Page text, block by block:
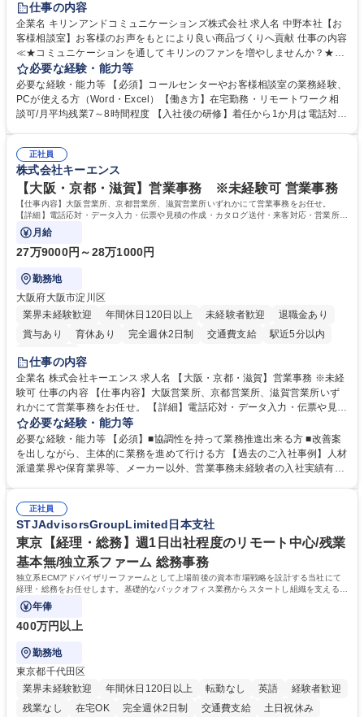
仕事の内容
企業名 キリンアンドコミュニケーションズ株式会社 求人名 中野本社【お
客様相談室】お客様のお声をもとにより良い商品づくりへ貢献 仕事の内容
≪★コミュニケーションを通してキリンのファンを増やしませんか？★≫
お客様のお声をより良い商品づくりに活かしていく上で、窓口となるお客
様相談室でのお仕事です。 日々お客様からいただくキリングループへのご
意見を、企業活動に活かしています。お客様からの声に迅速かつ誠意をも
って対応、情報提供するとともにグループ内活動に反映しています。 【具
平均100件前後■メール・手紙：同上40件前後 募集職種 中野本社【お客様
相談室】お客様のお声をもとにより良い商品づくりへ貢献
必要な経験・能力等
必要な経験・能力等 【必須】コールセンターやお客様相談室の業務経験、
PCが使える方（Word・Excel）【働き方】在宅勤務・リモートワーク相
談可/月平均残業7～8時間程度 【入社後の研修】着任から1か月は電話対応
すのでご安心ください。 【当社について】キリングループの広報機能を担
う会社として、お客様との出会いを大切にし、磨き上げたホスピタリティ
を込めてコミュニケーションをとりながら広報関連業務を行っておりま
す。 学歴・資格 学歴：大学院 大学 高専 短大 専修学校 高校 語学力： 資
格：
正社員
株式会社キーエンス
【大阪・京都・滋賀】営業事務 ※未経験可 営業事務
【仕事内容】大阪営業所、京都営業所、滋賀営業所いずれかにて営業事務をお任せ。
【詳細】電話応対・データ入力・伝票や見積の作成・カタログ送付・来客対応・営業所内
で発生する事務業務や業務改善をお任せ。
月給
27万9000円～28万1000円
勤務地
大阪府大阪市淀川区
業界未経験歓迎
年間休日120日以上 未経験者歓迎
退職金あり
賞与あり
育休あり 完全週休2日制 交通費支給
駅近5分以内
土日祝休み
仕事の内容
企業名 株式会社キーエンス 求人名 【大阪・京都・滋賀】営業事務 ※未経
験可 仕事の内容 【仕事内容】大阪営業所、京都営業所、滋賀営業所いず
れかにて営業事務をお任せ。 【詳細】電話応対・データ入力・伝票や見積
の作成・カタログ送付・来客対応・営業所内で発生する事務業務や業務改
善をお任せ。 【教育制度】ご入社後、育成担当とペアになりながらOJTに
て業務を覚えていただくことが可能です。業務システムがきちんと構築さ
れているため、スムーズに仕事に慣れることができる環境です。また、
募集職種 【大阪・京都・滋賀】営業事務 ※未経験可
必要な経験・能力等
必要な経験・能力等 【必須】■協調性を持って業務推進出来る方 ■改善案
を出しながら、主体的に業務を進めて行ける方 【過去のご入社事例】人材
派遣業界や保育業界等、メーカー以外、営業事務未経験者の入社実績有
えて、お客様や社員の状況に合わせ、能動的なサポート、改善の動きも期
待され。組織を支えるスペシャリストとして、チームに貢献し、結果的に
社員から頼られる存在になることができます。平均19:30の退勤以降の業
務の持ち帰りも禁止されており、メリハリのある働き方となります。 学
歴・資格 学歴：大学院 大学 高専 短大 語学力： 資格：
正社員
STJAdvisorsGroupLimited日本支社
東京【経理・総務】週1日出社程度のリモート中心/残業
基本無/独立系ファーム 総務事務
独立系ECMアドバイザリーファームとして上場前後の資本市場戦略を設計する当社にて
経理・総務をお任せします。基礎的なバックオフィス業務からスタートし組織を支える専
任担当として広く活躍できる環境です。
年俸
400万円以上
勤務地
東京都千代田区
業界未経験歓迎
年間休日120日以上 転勤なし 英語
経験者歓迎
残業なし
在宅OK 完全週休2日制 交通費支給 土日祝休み